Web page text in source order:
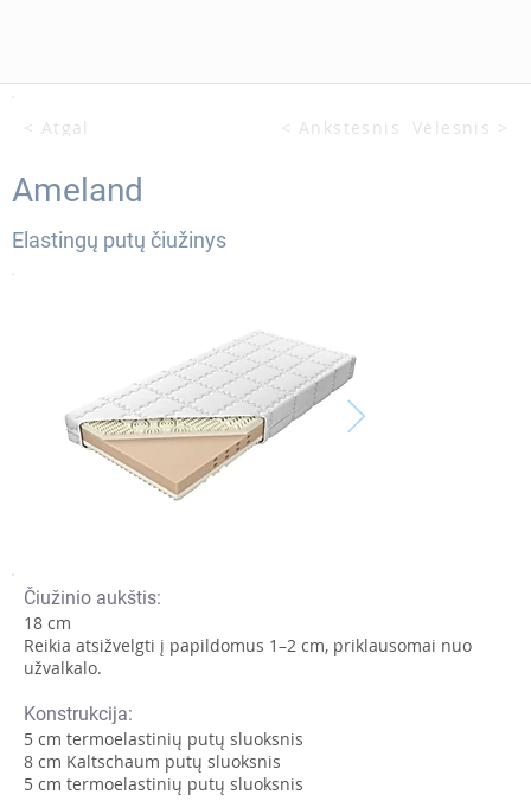
< Atgal < Ankstesnis Vėlesnis >
Ameland
Elastingų putų čiužinys
Čiužinio aukštis:
18 cm
Reikia atsižvelgti į papildomus 1–2 cm, priklausomai nuo
užvalkalo.
Konstrukcija:
5 cm termoelastinių putų sluoksnis
8 cm Kaltschaum putų sluoksnis
5 cm termoelastinių putų sluoksnis